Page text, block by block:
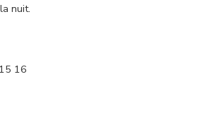
nuit.
16